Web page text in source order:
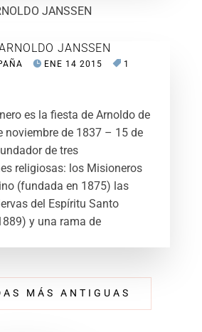
JANSSEN
ENE 14 2015
1
es la fiesta de Arnoldo de
noviembre de 1837 – 15 de
de tres
religiosas: los Misioneros
(fundada en 1875) las
del Espíritu Santo
y una rama de
MÁS ANTIGUAS